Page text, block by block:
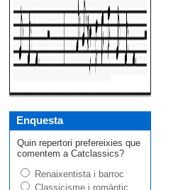
Enquesta
Quin repertori prefereixies que
comentem a Catclassics?
Renaixentista i barroc
Classicisme i romàntic